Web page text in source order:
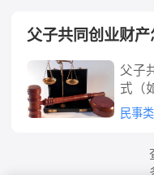
不分
审查
存在
分割
容
协
产等
存在
可要
产分
分“
作为
老
算
供充
同购
凭证
据。
定为
列
意，
备条
定（
义务
不过
多
为
治，
意可
之一
需
《民
报
养权
决房
夫妻
产分
产
劳
李婚
财产
会混
念，
法律
抚
方在
方故
一方
财产
离
需
房产
分割
不成
可申
徐州
是离
苏
一
父子共同创业财产
父子
式（
议、
判定
庭
民事类